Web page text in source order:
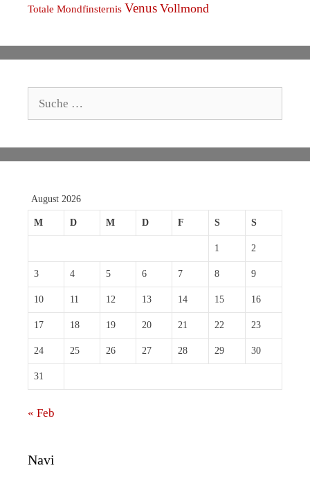
Totale Mondfinsternis Venus Vollmond
August 2026
M D M D F S S
1 2
3 4 5 6 7 8 9
10 11 12 13 14 15 16
17 18 19 20 21 22 23
24 25 26 27 28 29 30
31
« Feb
Navi